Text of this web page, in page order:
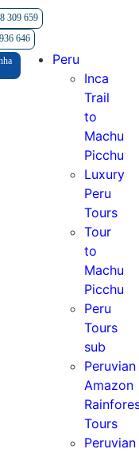
309 659
646
Peru
Inca
Trail
to
Machu
Picchu
Luxury
Peru
Tours
Tour
to
Machu
Picchu
Peru
Tours
sub
Peruvian
Amazon
Tours
Peruvian